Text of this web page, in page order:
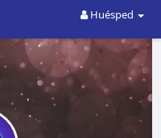
Huésped